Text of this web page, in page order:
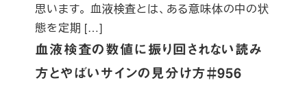
血液検査の数値に振り回されない読み
方とやばいサインの見分け方＃956
思います。 血液検査とは、ある意味体の中の状
態を定期 […]